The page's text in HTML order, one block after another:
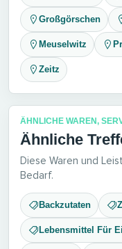
Großgörschen
Meuselwitz
Zeitz
ÄHNLICHE WAREN,
Ähnliche
Diese Waren und
Bedarf.
Backzutaten
Lebensmittel Für